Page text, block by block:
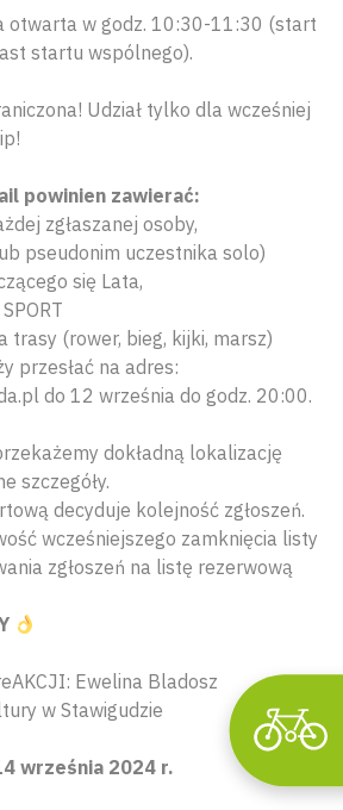
otwarta w godz. 10:30-11:30 (start
startu wspólnego).
Udział tylko dla wcześniej
powinien zawierać:
zgłaszanej osoby,
pseudonim uczestnika solo)
się Lata,
trasy (rower, bieg, kijki, marsz)
przesłać na adres:
do 12 września do godz. 20:00.
dokładną lokalizację
szczegóły.
decyduje kolejność zgłoszeń.
wcześniejszego zamknięcia listy
zgłoszeń na listę rezerwową
Ewelina Bladosz
w Stawigudzie
września 2024 r.